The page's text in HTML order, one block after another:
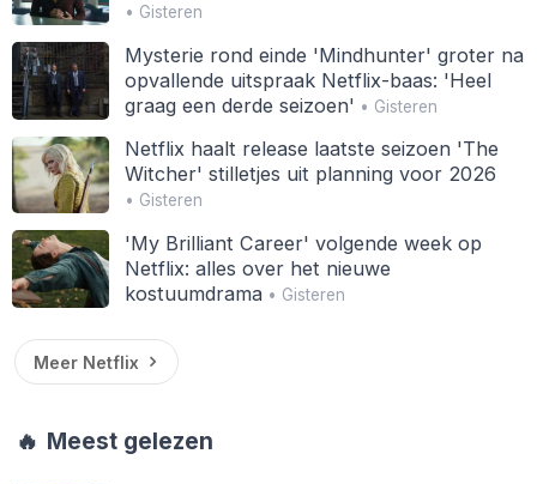
• Gisteren
Mysterie rond einde 'Mindhunter' groter na
opvallende uitspraak Netflix-baas: 'Heel
graag een derde seizoen' • Gisteren
Netflix haalt release laatste seizoen 'The
Witcher' stilletjes uit planning voor 2026
• Gisteren
'My Brilliant Career' volgende week op
Netflix: alles over het nieuwe
kostuumdrama• Gisteren
Meer Netflix
🔥 Meest gelezen